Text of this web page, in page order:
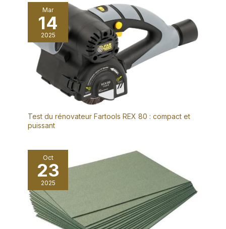
Mar
14
2025
Test du rénovateur Fartools REX 80 : compact et
puissant
Oct
23
2025